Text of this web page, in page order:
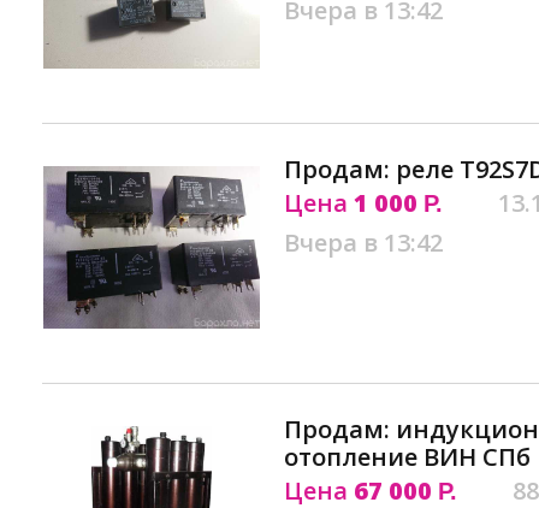
Вчера в 13:42
Продам: реле
Цена 1 000 Р.
Вчера в 13:42
Продам:
отопление ВИН СПб
Цена 67 000 Р.